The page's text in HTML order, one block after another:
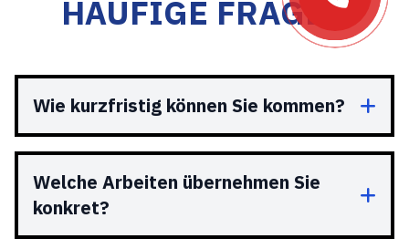
HÄUFIGE FRAGEN
Wie kurzfristig können Sie kommen?
Welche Arbeiten übernehmen Sie
konkret?